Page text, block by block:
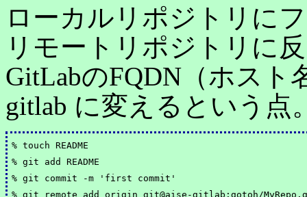
ローカルリポジトリに
リモートリポジトリに
GitLabのFQDN（ホスト
gitlab に変えるという点
% touch README
% git add README
% git commit -m 'first commit'
% git remote add origin git@aise-gitlab:gotoh/